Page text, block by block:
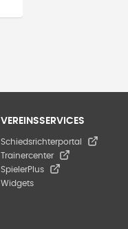
VEREINSSERVICES
Schiedsrichterportal
Trainercenter
SpielerPlus
Widgets